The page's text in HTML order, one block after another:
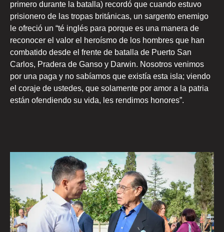
primero durante la batalla) recordó que cuando estuvo
prisionero de las tropas británicas, un sargento enemigo
le ofreció un “té inglés para porque es una manera de
reconocer el valor el heroísmo de los hombres que han
combatido desde el frente de batalla de Puerto San
Carlos, Pradera de Ganso y Darwin. Nosotros venimos
por una paga y no sabíamos que existía esta isla; viendo
el coraje de ustedes, que solamente por amor a la patria
están ofendiendo su vida, les rendimos honores”.